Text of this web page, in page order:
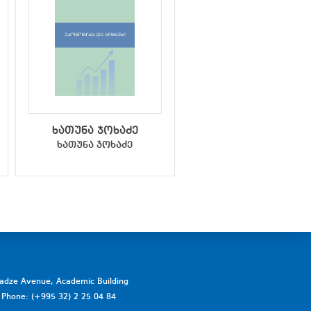
ხათუნა ჯოხაძე
ხათუნა ჯოხაძე
Avenue, Academic Building
(+995 32) 2 25 04 84